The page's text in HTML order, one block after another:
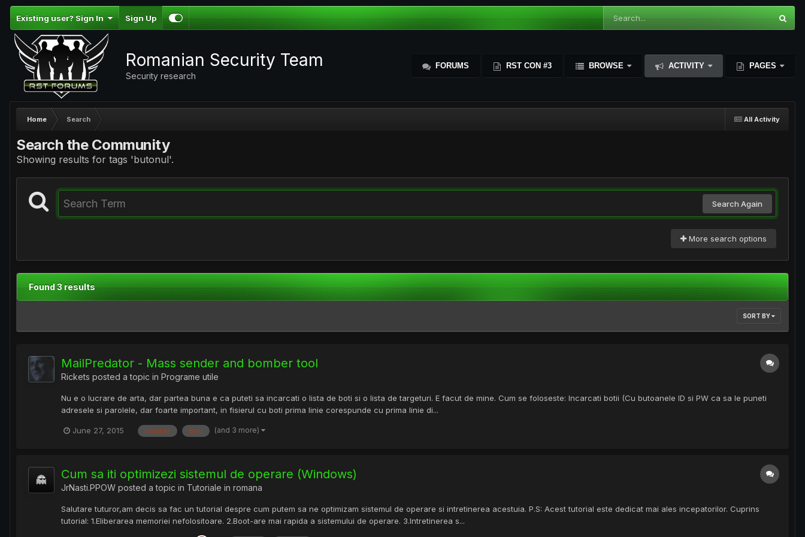
Existing user? Sign In Sign Up
Romanian Security Team
Security research
FORUMS RST CON #3 BROWSE ACTIVITY PAGES
All Activity
Home Search
Search the Community
Showing results for tags 'butonul'.
Search Again
More search options
Found 3 results
SORT BY
MailPredator - Mass sender and bomber tool
Rickets posted a topic in Programe utile
Nu e o lucrare de arta, dar partea buna e ca puteti sa incarcati o lista de boti si o lista de targeturi. E facut de mine. Cum se foloseste: Incarcati botii (Cu butoanele ID si PW ca sa le puneti
adresele si parolele, dar foarte important, in fisierul cu boti prima linie corespunde cu prima linie di...
June 27, 2015 bomber boti (and 3 more)
Cum sa iti optimizezi sistemul de operare (Windows)
JrNasti.PPOW posted a topic in Tutoriale in romana
Salutare tuturor,am decis sa fac un tutorial despre cum putem sa ne optimizam sistemul de operare si intretinerea acestuia. P.S: Acest tutorial este dedicat mai ales incepatorilor. Cuprins
tutorial: 1.Eliberarea memoriei nefolositoare. 2.Boot-are mai rapida a sistemului de operare. 3.Intretinerea s...